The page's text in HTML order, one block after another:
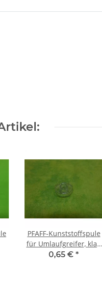
PFAFF-Kunststoffspule
für Umlaufgreifer, klar,
lose Lieferung
0,65 € *